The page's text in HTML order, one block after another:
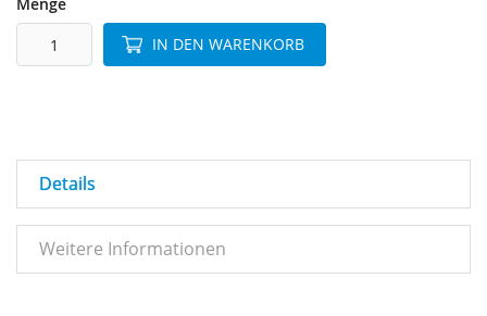
IN DEN WARENKORB
Details
Weitere Informationen